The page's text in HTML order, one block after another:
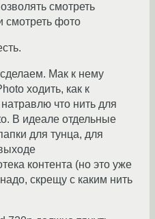
смотреть
фото
Мак к нему
ходить, как к
что нить для
В идеале отдельные
для тунца, для
контента (но это уже
скрещу с каким нить